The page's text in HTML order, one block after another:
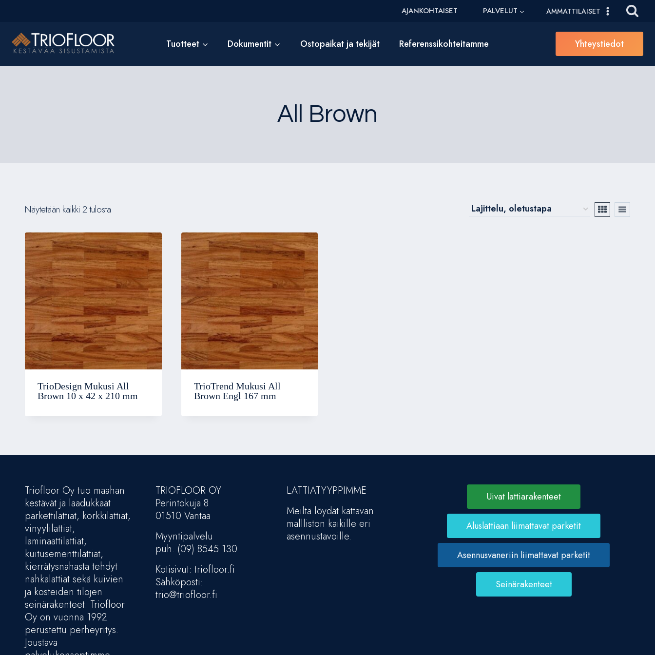
AJANKOHTAISET PALVELUT AMMATTILAISET
Tuotteet Dokumentit Ostopaikat ja tekijät Referenssikohteitamme Yhteystiedot
All Brown
Näytetään kaikki 2 tulosta
TrioDesign Mukusi All
Brown 10 x 42 x 210 mm
TrioTrend Mukusi All
Brown Engl 167 mm
Triofloor Oy tuo maahan
kestävät ja laadukkaat
parkettilattiat, korkkilattiat,
vinyylilattiat,
laminaattilattiat,
kuitusementtilattiat,
kierrätysnahasta tehdyt
nahkalattiat sekä kuivien
ja kosteiden tilojen
seinärakenteet. Triofloor
Oy on vuonna 1992
perustettu perheyritys.
Joustava
TRIOFLOOR OY
Perintökuja 8
01510 Vantaa
Myyntipalvelu
puh. (09) 8545 130
Kotisivut: triofloor.fi
Sähköposti:
trio@triofloor.fi
LATTIATYYPPIMME
Meiltä löydät kattavan
mallliston kaikille eri
asennustavoille.
Uivat lattiarakenteet
Aluslattiaan liimattavat parketit
Asennusvaneriin liimattavat parketit
Seinärakenteet